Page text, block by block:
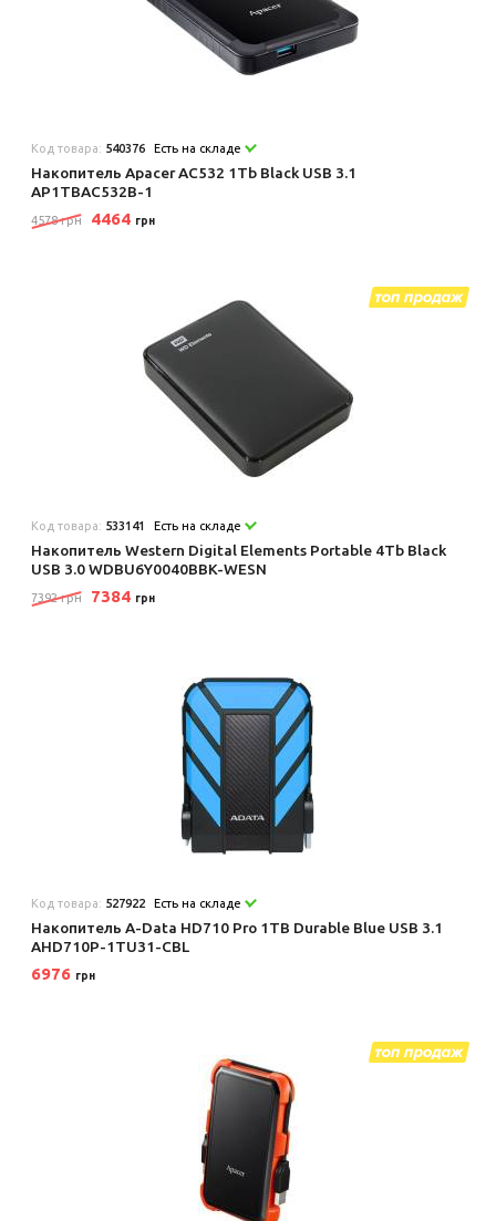
Код товара: 540376 Есть на складе
Накопитель Apacer AC532 1Tb Black USB 3.1
AP1TBAC532B-1
4578 грн 4464 грн
Код товара: 533141 Есть на складе
Накопитель Western Digital Elements Portable 4Tb Black
USB 3.0 WDBU6Y0040BBK-WESN
7392 грн 7384 грн
Код товара: 527922 Есть на складе
Накопитель A-Data HD710 Pro 1TB Durable Blue USB 3.1
AHD710P-1TU31-CBL
6976 грн